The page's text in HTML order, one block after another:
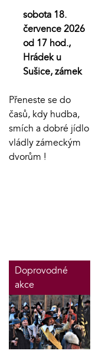
sobota 18.
července 2026
od 17 hod.,
Hrádek u
Sušice, zámek
Přeneste se do
časů, kdy hudba,
smích a dobré jídlo
vládly zámeckým
dvorům !
Doprovodné
akce